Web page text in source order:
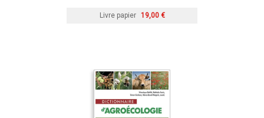
Livre papier 19,00 €